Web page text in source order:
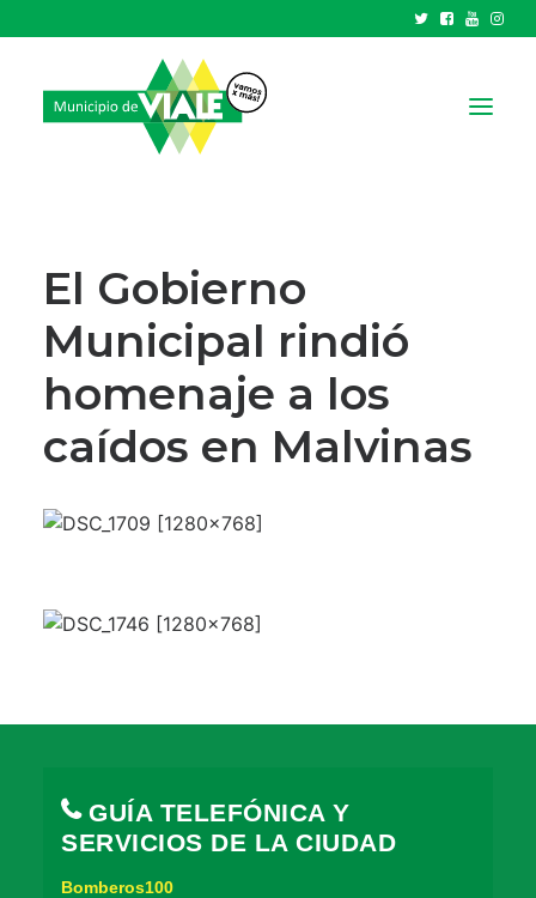
GOBIERNO
HCD
TRÁMITES Y SERVICIOS
CIUDAD
PARQUE INDUSTRIAL
El Gobierno
Municipal rindió
homenaje a los
caídos en Malvinas
GUÍA TELEFÓNICA Y
SERVICIOS DE LA CIUDAD
Bomberos100